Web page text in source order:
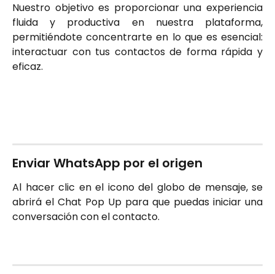
Nuestro objetivo es proporcionar una experiencia
fluida y productiva en nuestra plataforma,
permitiéndote concentrarte en lo que es esencial:
interactuar con tus contactos de forma rápida y
eficaz.
Enviar WhatsApp por el origen
Al hacer clic en el icono del globo de mensaje, se
abrirá el Chat Pop Up para que puedas iniciar una
conversación con el contacto.